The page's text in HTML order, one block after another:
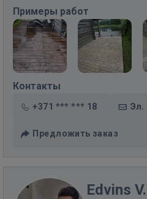
Примеры работ
Контакты
+371 *** *** 18 Эл.
Предложить заказ
Edvins V.